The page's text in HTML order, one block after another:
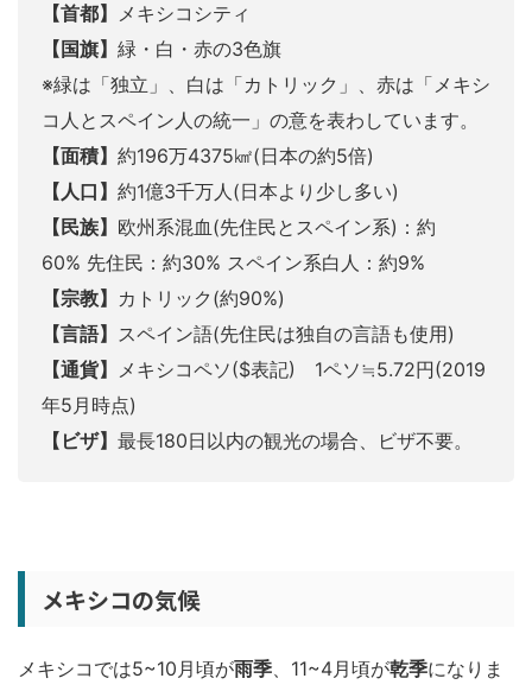
【首都】 メキシコシティ
【国旗】 緑・白・赤の3色旗
※緑は「独立」、白は「カトリック」、赤は「メキシ
コ人とスペイン人の統一」の意を表わしています。
【面積】 約196万4375㎢(日本の約5倍)
【人口】 約1億3千万人(日本より少し多い)
【民族】 欧州系混血(先住民とスペイン系)：約
60% 先住民：約30% スペイン系白人：約9%
【宗教】 カトリック(約90%)
【言語】 スペイン語(先住民は独自の言語も使用)
【通貨】 メキシコペソ($表記) 1ペソ≒5.72円(2019
年5月時点)
【ビザ】 最長180日以内の観光の場合、ビザ不要。
メキシコの気候
メキシコでは5~10月頃が雨季、11~4月頃が乾季になりま